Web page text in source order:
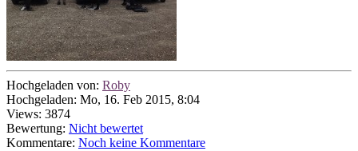
Hochgeladen von: Roby
Hochgeladen: Mo, 16. Feb 2015, 8:04
Views: 3874
Bewertung: Nicht bewertet
Kommentare: Noch keine Kommentare